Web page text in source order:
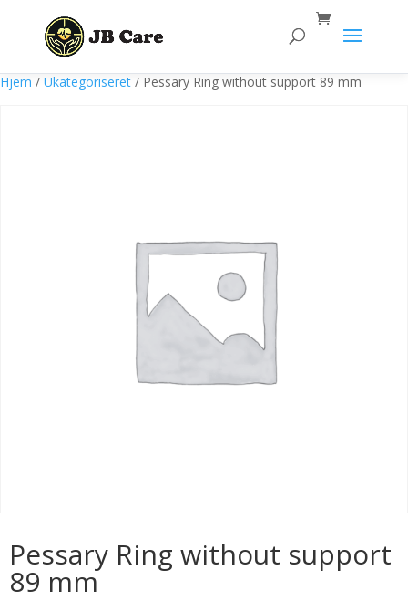
Products
search
Hjem / Ukategoriseret / Pessary Ring without support 89 mm
Pessary Ring without support
89 mm